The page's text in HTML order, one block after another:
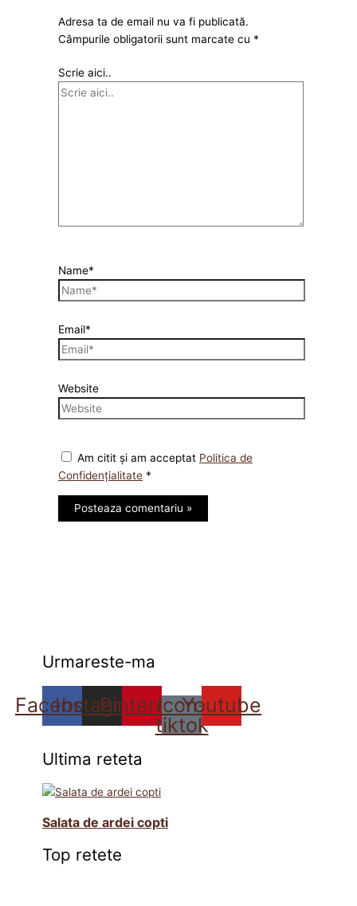
Adresa ta de email nu va fi publicată.
Câmpurile obligatorii sunt marcate cu *
Scrie aici..
Name*
Email*
Website
Am citit și am acceptat Politica de
Confidențialitate *
Urmareste-ma
Facebook
Instagram
Pinterest
Icon-
tiktok
Youtube
Ultima reteta
Salata de ardei copti
Top retete